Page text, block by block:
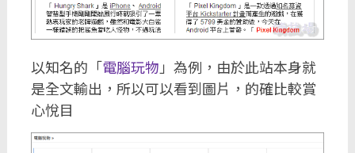
以知名的「電腦玩物 」為例，由於此站本身就
是全文輸出，所以可以看到圖片，的確比較賞
心悅目